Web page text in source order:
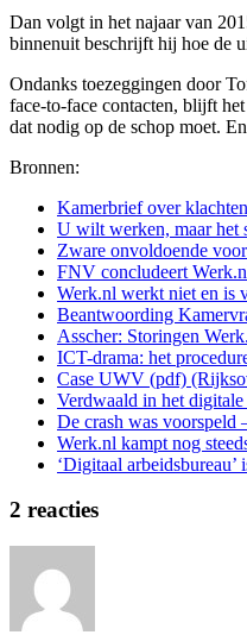
Dan volgt in het najaar van
binnenuit beschrijft hij hoe de
Ondanks toezeggingen door
face-to-face contacten, blijft
dat nodig op de schop moet.
Bronnen:
Kamerbrief over
U wilt werken, maar het
Zware onvoldoende
FNV concludeert
Werk.nl werkt niet en is
Beantwoording
Asscher: Storingen
ICT-drama: het
Case UWV (pdf)
Verdwaald in het
De crash was voorspeld
Werk.nl kampt nog
‘Digitaal arbeidsbureau’
2 reacties